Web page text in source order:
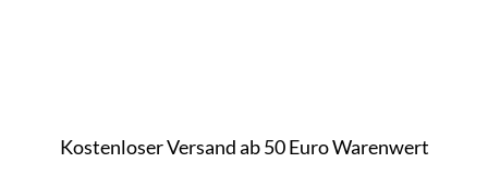
Kostenloser Versand ab 50 Euro Warenwert